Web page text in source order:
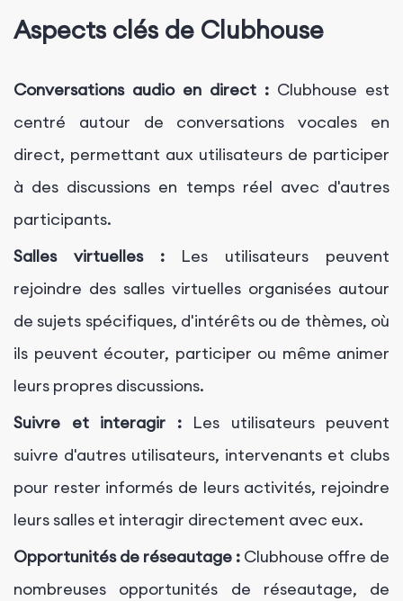
Aspects clés de Clubhouse
Conversations audio en direct : Clubhouse est
centré autour de conversations vocales en
direct, permettant aux utilisateurs de participer
à des discussions en temps réel avec d'autres
participants.
Salles virtuelles :Les utilisateurs peuvent
rejoindre des salles virtuelles organisées autour
de sujets spécifiques, d'intérêts ou de thèmes, où
ils peuvent écouter, participer ou même animer
leurs propres discussions.
Suivre et interagir :Les utilisateurs peuvent
suivre d'autres utilisateurs, intervenants et clubs
pour rester informés de leurs activités, rejoindre
leurs salles et interagir directement avec eux.
Opportunités de réseautage : Clubhouse offre de
nombreuses opportunités de réseautage, de